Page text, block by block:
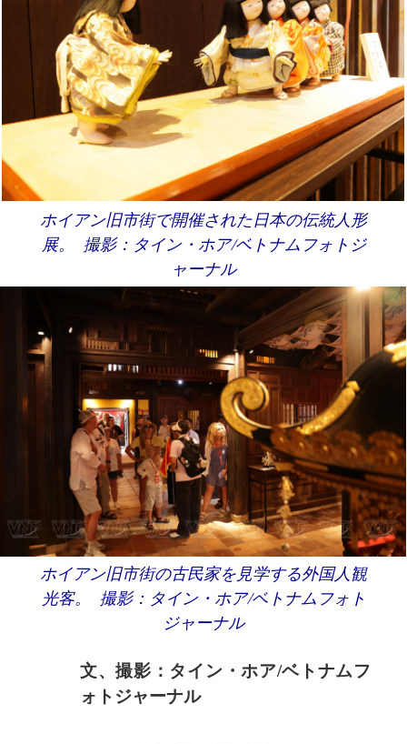
ホイアン旧市街で開催された日本の伝統人形
展。 撮影：タイン・ホア/ベトナムフォトジ
ャーナル
ホイアン旧市街の古民家を見学する外国人観
光客。 撮影：タイン・ホア/ベトナムフォト
ジャーナル
文、撮影：タイン・ホア/ベトナムフ
ォトジャーナル